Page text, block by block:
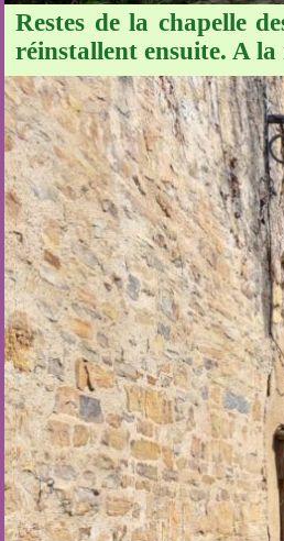
Restes de la chapelle
réinstallent ensuite. A